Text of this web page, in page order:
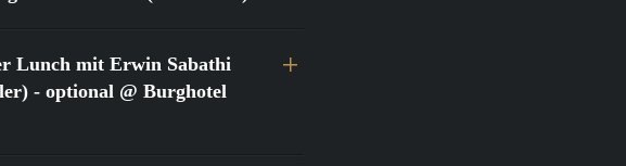
Lunch mit Erwin Sabathi
- optional @ Burghotel